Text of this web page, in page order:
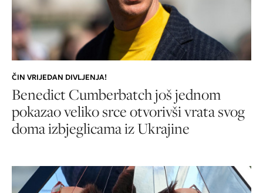
ČIN VRIJEDAN DIVLJENJA!
Benedict Cumberbatch još jednom
pokazao veliko srce otvorivši vrata svog
doma izbjeglicama iz Ukrajine